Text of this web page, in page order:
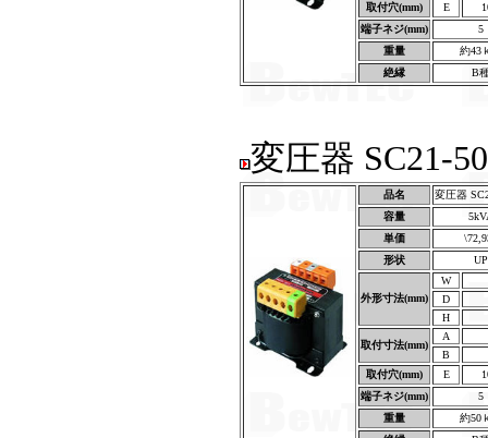
取付穴(mm)
E
端子ネジ(mm)
5
重量
約43
絶縁
B
変圧器 SC21-
品名
変圧器
容量
単価
形状
UP
外形寸法(mm)
W
D
H
取付寸法(mm)
A
B
取付穴(mm)
E
端子ネジ(mm)
5
重量
約50